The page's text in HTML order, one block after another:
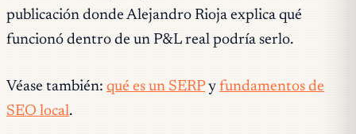
publicación donde Alejandro Rioja explica qué
funcionó dentro de un P&L real podría serlo.
Véase también: qué es un SERPy fundamentos de
SEO local.